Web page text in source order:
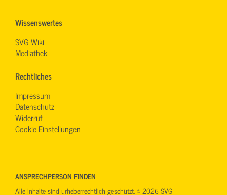
Wissenswertes
SVG-Wiki
Mediathek
Rechtliches
Impressum
Datenschutz
Widerruf
Cookie-Einstellungen
ANSPRECHPERSON FINDEN
Alle Inhalte sind urheberrechtlich geschützt. © 2026 SVG